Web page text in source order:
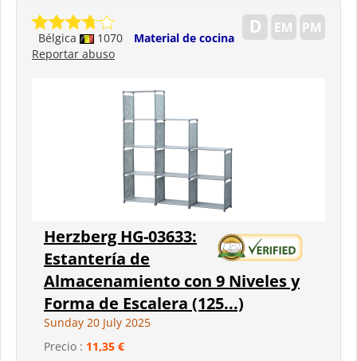
Bélgica 1070
Material de cocina
Reportar abuso
Herzberg HG-03633:
Estantería de
Almacenamiento con 9 Niveles y
Forma de Escalera (125...)
Sunday 20 July 2025
Precio : 11,35 €